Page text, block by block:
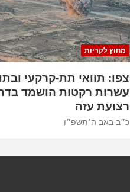
מחוץ לקריות
צפו: תוואי תת-קרקעי
עשרות רקטות הושמד
רצועת עזה
כ״ב באב ה׳תשפ״ו